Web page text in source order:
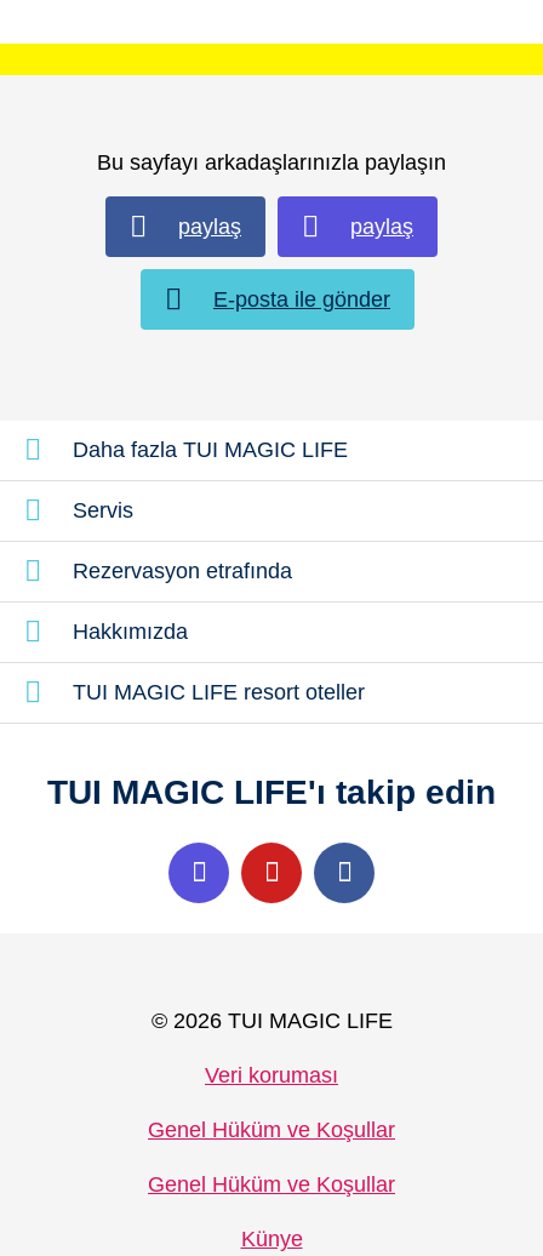
Bu sayfayı arkadaşlarınızla paylaşın
paylaş paylaş
E-posta ile gönder
Daha fazla TUI MAGIC LIFE
Servis
Rezervasyon etrafında
Hakkımızda
TUI MAGIC LIFE resort oteller
TUI MAGIC LIFE'ı takip edin
© 2026 TUI MAGIC LIFE
Veri koruması
Genel Hüküm ve Koşullar
Genel Hüküm ve Koşullar
Künye